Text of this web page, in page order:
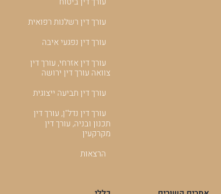
עורך דין רשלנות רפואית
עורך דין נפגעי איבה
עורך דין אזרחי, עורך דין
צוואה עורך דין ירושה
עורך דין תביעה ייצוגית
עורך דין נדל"ן, עורך דין
תכנון ובניה, עורך דין
מקרקעין
הרצאות